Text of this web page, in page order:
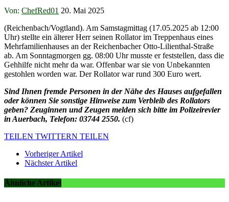
Von: ChefRed01 20. Mai 2025
(Reichenbach/Vogtland). Am Samstagmittag (17.05.2025 ab 12:00
Uhr) stellte ein älterer Herr seinen Rollator im Treppenhaus eines
Mehrfamilienhauses an der Reichenbacher Otto-Lilienthal-Straße
ab. Am Sonntagmorgen gg. 08:00 Uhr musste er feststellen, dass die
Gehhilfe nicht mehr da war. Offenbar war sie von Unbekannten
gestohlen worden war. Der Rollator war rund 300 Euro wert.
Sind Ihnen fremde Personen in der Nähe des Hauses aufgefallen
oder können Sie sonstige Hinweise zum Verbleib des Rollators
geben? Zeuginnen und Zeugen melden sich bitte im Polizeirevier
in Auerbach, Telefon: 03744 2550. (cf)
TEILEN TWITTERN TEILEN
Vorheriger Artikel
Nächster Artikel
Ähnliche Artikel